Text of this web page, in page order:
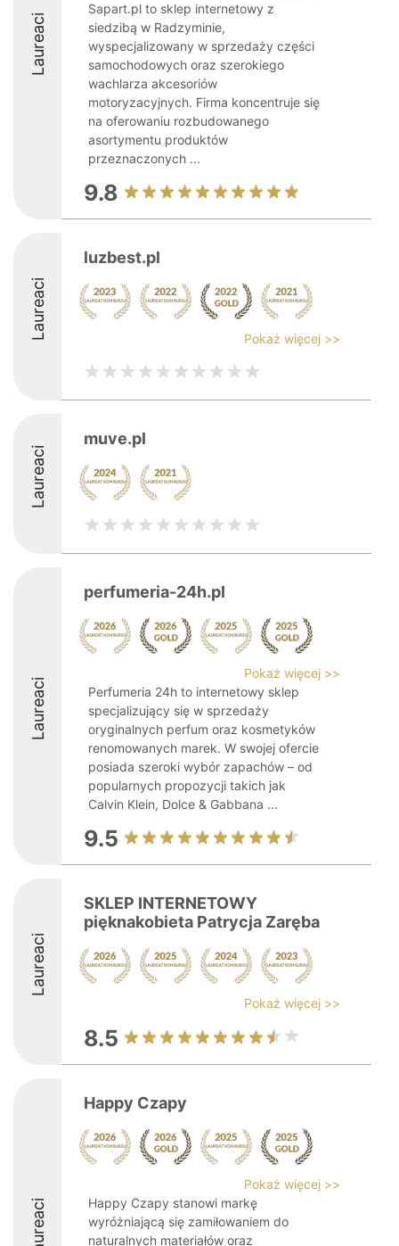
Laureaci
Sapart.pl to sklep internetowy z
siedzibą w Radzyminie,
wyspecjalizowany w sprzedaży części
samochodowych oraz szerokiego
wachlarza akcesoriów
motoryzacyjnych. Firma koncentruje się
na oferowaniu rozbudowanego
asortymentu produktów
przeznaczonych ...
9.8
Laureaci
luzbest.pl
Pokaż więcej >>
Laureaci
muve.pl
Laureaci
perfumeria-24h.pl
Pokaż więcej >>
Perfumeria 24h to internetowy sklep
specjalizujący się w sprzedaży
oryginalnych perfum oraz kosmetyków
renomowanych marek. W swojej ofercie
posiada szeroki wybór zapachów – od
popularnych propozycji takich jak
Calvin Klein, Dolce & Gabbana ...
9.5
Laureaci
SKLEP INTERNETOWY
pięknakobieta Patrycja Zaręba
Pokaż więcej >>
8.5
Laureaci
Happy Czapy
Pokaż więcej >>
Happy Czapy stanowi markę
wyróżniającą się zamiłowaniem do
naturalnych materiałów oraz